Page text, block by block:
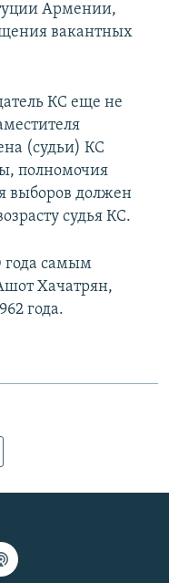
Армении,
вакантных
КС еще не
(судьи) КС
полномочия
выборов должен
судья КС.
года самым
Хачатрян,
года.